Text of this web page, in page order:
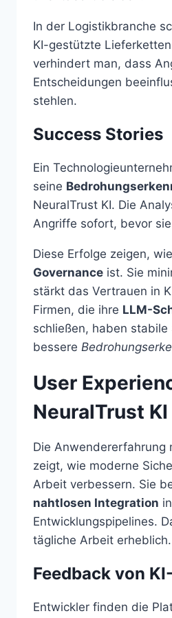
In der Logistikbranche
KI-gestützte
verhindert man, dass
Entscheidungen
stehlen.
Success Stories
Ein
seine
NeuralTrust KI. Die
Angriffe sofort, bevor
Diese Erfolge zeigen,
Governance ist. Sie
stärkt das Vertrauen in
Firmen, die ihre LLM-
schließen, haben stabile
bessere
User
NeuralTrust KI
Die Anwendererfahrung
zeigt, wie moderne
Arbeit verbessern. Sie
nahtlosen Integration
Entwicklungspipelines.
tägliche Arbeit erheblich.
Feedback von
Entwickler finden die